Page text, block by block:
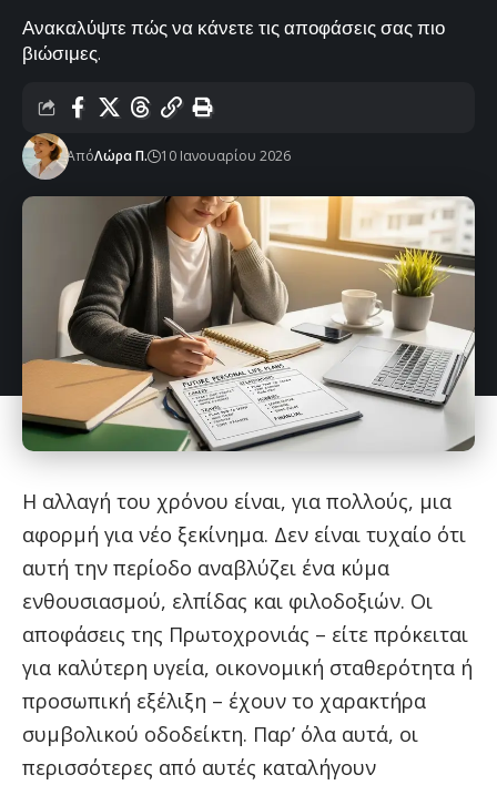
Ανακαλύψτε πώς να κάνετε τις αποφάσεις σας πιο
βιώσιμες.
ΑπόΛώρα Π. 10 Ιανουαρίου 2026
Η αλλαγή του χρόνου είναι, για πολλούς, μια
αφορμή για νέο ξεκίνημα. Δεν είναι τυχαίο ότι
αυτή την περίοδο αναβλύζει ένα κύμα
ενθουσιασμού, ελπίδας και φιλοδοξιών. Οι
αποφάσεις της Πρωτοχρονιάς – είτε πρόκειται
για καλύτερη υγεία, οικονομική σταθερότητα ή
προσωπική εξέλιξη – έχουν το χαρακτήρα
συμβολικού οδοδείκτη. Παρ’ όλα αυτά, οι
περισσότερες από αυτές καταλήγουν